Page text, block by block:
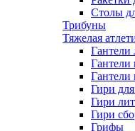
Столы
Трибуны
Тяжелая
Гантели
Гантели
Гантели
Гири
Гири
Гири
Грифы